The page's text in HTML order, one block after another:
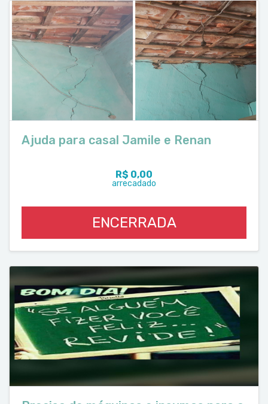
Ajuda para casal Jamile e Renan
R$ 0,00
arrecadado
ENCERRADA